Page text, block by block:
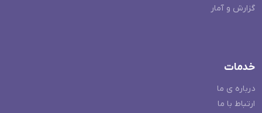
گزارش و آمار
خدمات
درباره ی ما
ارتباط با ما